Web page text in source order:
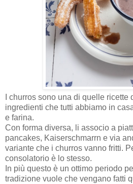
I churros sono una di quelle
ingredienti che tutti abbiamo in
e farina.
Con forma diversa, li associo a
pancakes, Kaiserschmarrn e via
variante che i churros vanno fritti.
consolatorio è lo stesso.
In più questo è un ottimo periodo
tradizione vuole che vengano fatti